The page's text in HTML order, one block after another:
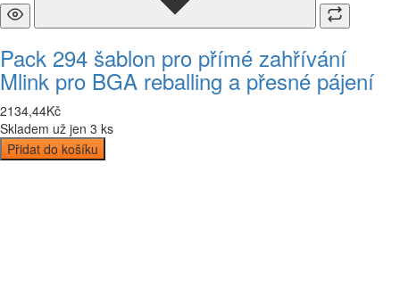
Pack 294 šablon pro přímé zahřívání
Mlink pro BGA reballing a přesné pájení
2134,44Kč
Skladem už jen 3 ks
Přidat do košíku